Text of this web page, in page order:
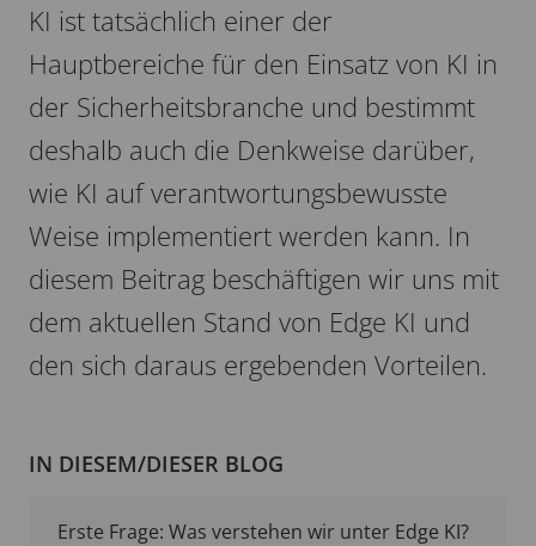
KI ist tatsächlich einer der
Hauptbereiche für den Einsatz von KI in
der Sicherheitsbranche und bestimmt
deshalb auch die Denkweise darüber,
wie KI auf verantwortungsbewusste
Weise implementiert werden kann. In
diesem Beitrag beschäftigen wir uns mit
dem aktuellen Stand von Edge KI und
den sich daraus ergebenden Vorteilen.
IN DIESEM/DIESER BLOG
Erste Frage: Was verstehen wir unter Edge KI?